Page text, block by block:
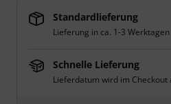
Standardlieferung
Lieferung in ca. 1-3 Werktagen
Schnelle Lieferung
Lieferdatum wird im Checkout